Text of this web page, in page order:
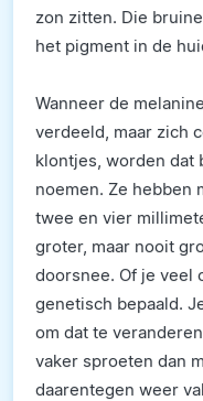
zon zitten. Die
het pigment in de
Wanneer de
verdeeld, maar zich
klontjes, worden dat
noemen. Ze hebben
twee en vier
groter, maar nooit
doorsnee. Of je veel
genetisch bepaald.
om dat te
vaker sproeten dan
daarentegen weer